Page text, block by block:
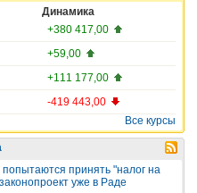
Динамика
+380 417,00
+59,00
+111 177,00
-419 443,00
Все курсы
принять "налог на
уже в Раде